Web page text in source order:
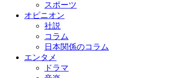
スポーツ
オピニオン
社説
コラム
日本関係のコラム
エンタメ
ドラマ